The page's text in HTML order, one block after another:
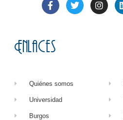
Enlaces
Quiénes somos
Universidad
Burgos